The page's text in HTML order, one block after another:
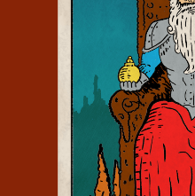
DE
De Keizer
staat voor